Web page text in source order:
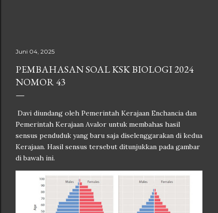
Juni 04, 2025
PEMBAHASAN SOAL KSK BIOLOGI 2024
NOMOR 43
Davi diundang oleh Pemerintah Kerajaan Enchancia dan
Pemerintah Kerajaan Avalor untuk membahas hasil
sensus penduduk yang baru saja diselenggarakan di kedua
Kerajaan. Hasil sensus tersebut ditunjukkan pada gambar
di bawah ini.